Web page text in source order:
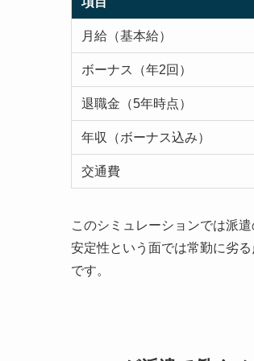
月給（基本給）
ボーナス（年2回）
退職金（5年時点）
年収（ボーナス込み）
交通費
このシミュレーションでは派
安定性という面では常勤に劣
です。